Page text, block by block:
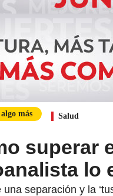
más Salud
superar
lo
una separación y la